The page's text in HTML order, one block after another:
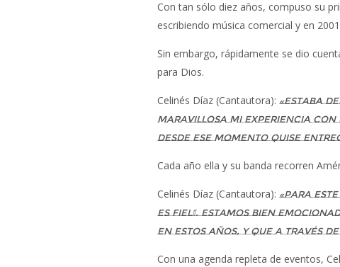
Con tan sólo diez años, compuso su
escribiendo música comercial y en
Sin embargo, rápidamente se dio
para Dios.
Celinés Díaz (Cantautora): «Estaba
maravillosa mi experiencia con
desde ese momento quise
Cada año ella y su banda recorren
Celinés Díaz (Cantautora): «Para
es fiel”. Estamos bien
en estos años, y que a través
Con una agenda repleta de eventos,